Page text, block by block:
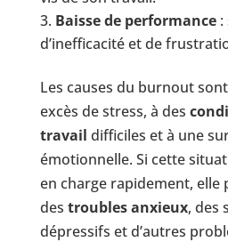
Baisse de performance:
d’inefficacité et de
Les causes du burnout
excès de stress, à des
travail difficiles et à une
émotionnelle. Si cette
en charge rapidement, elle
des troubles anxieux, des
dépressifs et d’autres